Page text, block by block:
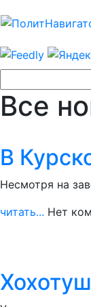
Все
В
Несмотря на
читать... Нет